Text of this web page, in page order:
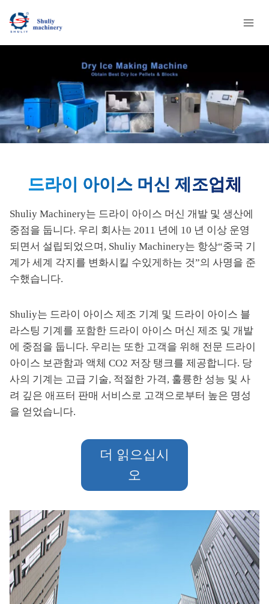
드라이 아이스 머신 제조업체
Shuliy Machinery는 드라이 아이스 머신 개발 및 생산에
중점을 둡니다. 우리 회사는 2011 년에 10 년 이상 운영
되면서 설립되었으며, Shuliy Machinery는 항상“중국 기
계가 세계 각지를 변화시킬 수있게하는 것”의 사명을 준
수했습니다.
Shuliy는 드라이 아이스 제조 기계 및 드라이 아이스 블
라스팅 기계를 포함한 드라이 아이스 머신 제조 및 개발
에 중점을 둡니다. 우리는 또한 고객을 위해 전문 드라이
아이스 보관함과 액체 CO2 저장 탱크를 제공합니다. 당
사의 기계는 고급 기술, 적절한 가격, 훌륭한 성능 및 사
려 깊은 애프터 판매 서비스로 고객으로부터 높은 명성
을 얻었습니다.
더 읽으십시
오